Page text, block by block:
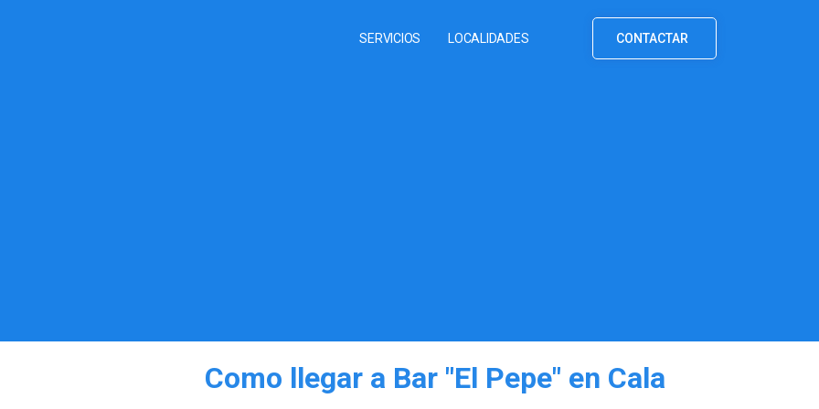
SERVICIOS LOCALIDADES CONTACTAR
Como llegar a Bar "El Pepe" en Cala